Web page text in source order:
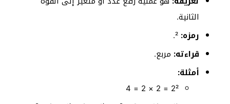
الثانية.
رمزه:
قراءته: مربع.
أمثلة:
2² = 2 × 2 = 4